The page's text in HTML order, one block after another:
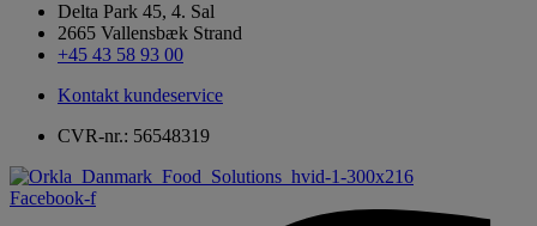
Delta Park 45, 4. Sal
2665 Vallensbæk Strand
+45 43 58 93 00
Kontakt kundeservice
CVR-nr.: 56548319
Facebook-f